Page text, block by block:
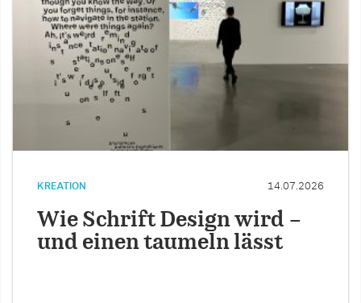
KREATION 14.07.2026
Wie Schrift Design wird –
und einen taumeln lässt